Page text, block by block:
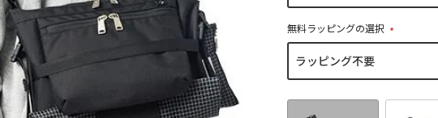
)
無料ラッピングの選択
(
)